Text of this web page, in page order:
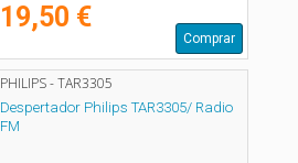
19,50 €
Comprar
PHILIPS - TAR3305
Despertador Philips TAR3305/ Radio
FM